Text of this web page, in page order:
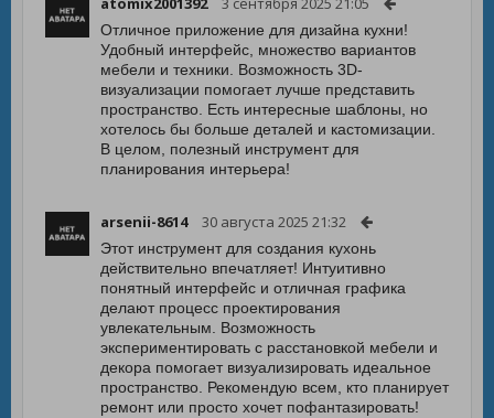
Отличное приложение для дизайна кухни!
Удобный интерфейс, множество вариантов
мебели и техники. Возможность 3D-
визуализации помогает лучше представить
пространство. Есть интересные шаблоны, но
хотелось бы больше деталей и кастомизации.
В целом, полезный инструмент для
планирования интерьера!
arsenii-8614 30 августа 2025 21:32
Этот инструмент для создания кухонь
действительно впечатляет! Интуитивно
понятный интерфейс и отличная графика
делают процесс проектирования
увлекательным. Возможность
экспериментировать с расстановкой мебели и
декора помогает визуализировать идеальное
пространство. Рекомендую всем, кто планирует
ремонт или просто хочет пофантазировать!